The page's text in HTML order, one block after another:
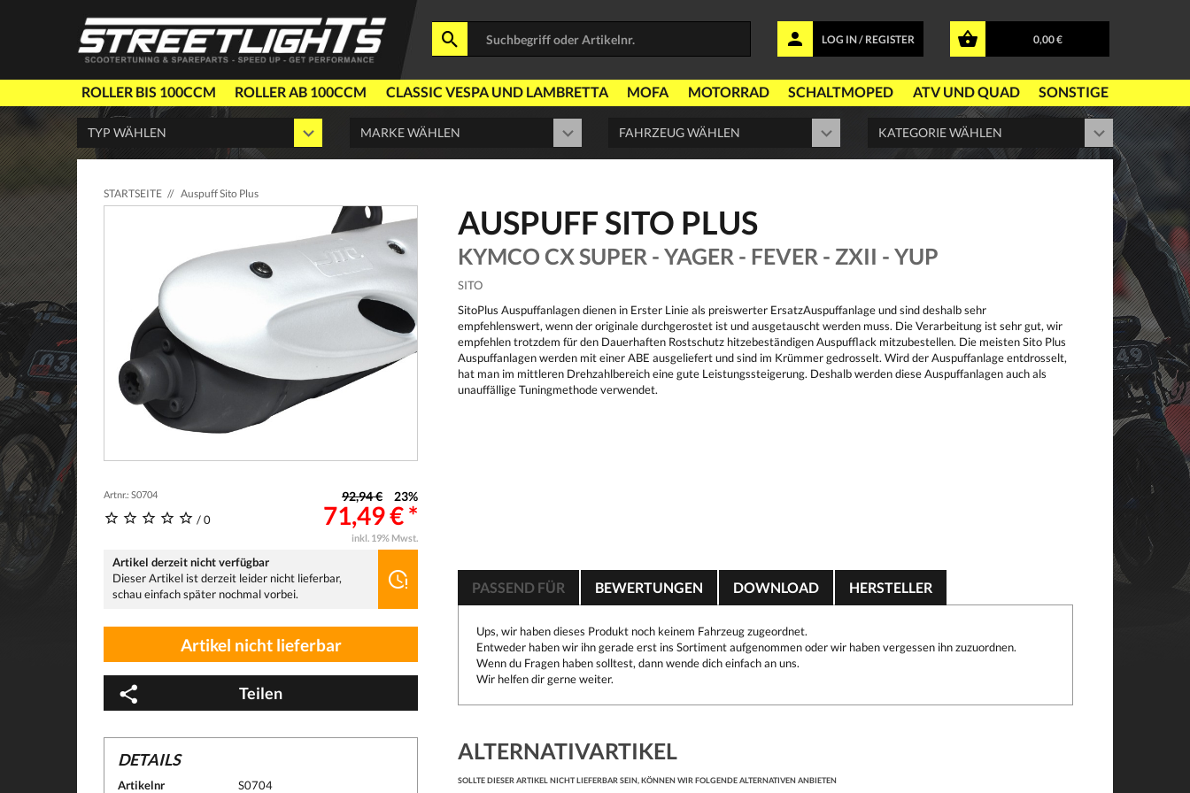
LOG IN / REGISTER 0,00 €
ROLLER BIS 100CCM ROLLER AB 100CCM CLASSIC VESPA UND LAMBRETTA MOFA MOTORRAD SCHALTMOPED ATV UND QUAD SONSTIGE
STARTSEITE // Auspuff Sito Plus
Artnr.: S0704 92,94 € 23%
/ 0 71,49 € *
inkl. 19% Mwst.
Artikel derzeit nicht verfügbar
Dieser Artikel ist derzeit leider nicht lieferbar,
schau einfach später nochmal vorbei.
Artikel nicht lieferbar
Teilen
DETAILS
Artikelnr
S0704
AUSPUFF SITO PLUS
KYMCO CX SUPER - YAGER - FEVER - ZXII - YUP
SITO
SitoPlus Auspuffanlagen dienen in Erster Linie als preiswerter ErsatzAuspuffanlage und sind deshalb sehr
empfehlenswert, wenn der originale durchgerostet ist und ausgetauscht werden muss. Die Verarbeitung ist sehr gut, wir
empfehlen trotzdem für den Dauerhaften Rostschutz hitzebeständigen Auspufflack mitzubestellen. Die meisten Sito Plus
Auspuffanlagen werden mit einer ABE ausgeliefert und sind im Krümmer gedrosselt. Wird der Auspuffanlage entdrosselt,
hat man im mittleren Drehzahlbereich eine gute Leistungssteigerung. Deshalb werden diese Auspuffanlagen auch als
unauffällige Tuningmethode verwendet.
PASSEND FÜR BEWERTUNGEN DOWNLOAD HERSTELLER
Ups, wir haben dieses Produkt noch keinem Fahrzeug zugeordnet.
Entweder haben wir ihn gerade erst ins Sortiment aufgenommen oder wir haben vergessen ihn zuzuordnen.
Wenn du Fragen haben solltest, dann wende dich einfach an uns.
Wir helfen dir gerne weiter.
ALTERNATIVARTIKEL
SOLLTE DIESER ARTIKEL NICHT LIEFERBAR SEIN, KÖNNEN WIR FOLGENDE ALTERNATIVEN ANBIETEN